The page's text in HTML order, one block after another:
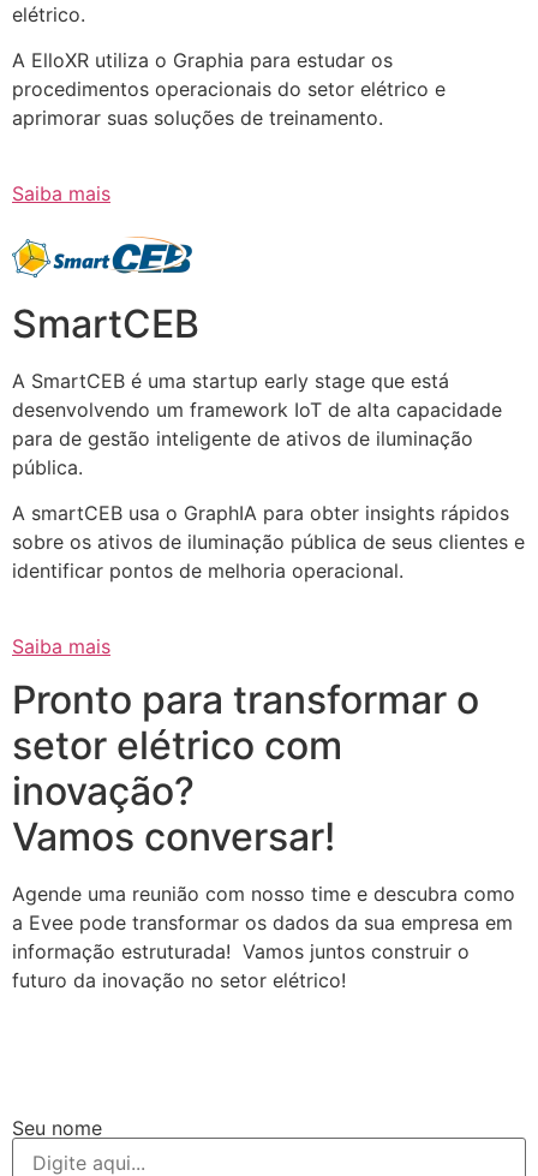
elétrico.
A ElloXR utiliza o Graphia para estudar os
procedimentos operacionais do setor elétrico e
aprimorar suas soluções de treinamento.
Saiba mais
SmartCEB
A SmartCEB é uma startup early stage que está
desenvolvendo um framework IoT de alta capacidade
para de gestão inteligente de ativos de iluminação
pública.
A smartCEB usa o GraphIA para obter insights rápidos
sobre os ativos de iluminação pública de seus clientes e
identificar pontos de melhoria operacional.
Saiba mais
Pronto para transformar o
setor elétrico com
inovação?
Vamos conversar!
Agende uma reunião com nosso time e descubra como
a Evee pode transformar os dados da sua empresa em
informação estruturada! Vamos juntos construir o
futuro da inovação no setor elétrico!
Seu nome